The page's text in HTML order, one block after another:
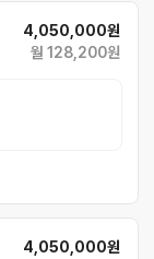
4,050,000원
월 128,200원
4,050,000원